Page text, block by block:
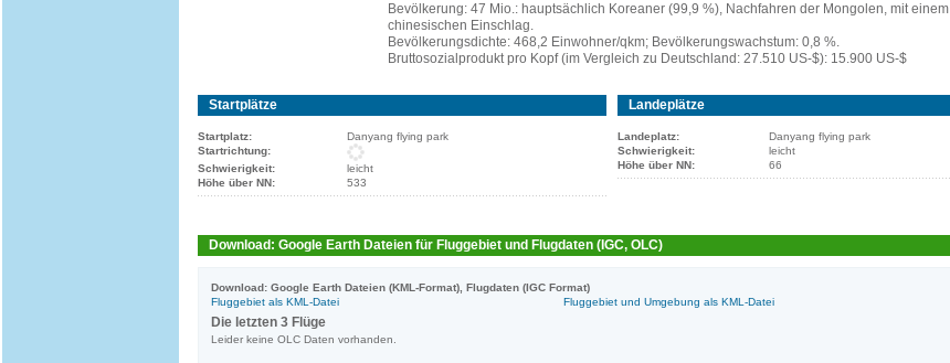
Bevölkerung: 47 Mio.: hauptsächlich Koreaner (99,9 %), Nachfahren der Mongolen, mit einem
chinesischen Einschlag.
Bevölkerungsdichte: 468,2 Einwohner/qkm; Bevölkerungswachstum: 0,8 %.
Bruttosozialprodukt pro Kopf (im Vergleich zu Deutschland: 27.510 US-$): 15.900 US-$
Startplätze
Startplatz:
Danyang flying park
Startrichtung:
Schwierigkeit:
leicht
Höhe über NN:
533
Landeplätze
Landeplatz:
Danyang flying park
Schwierigkeit:
leicht
Höhe über NN:
66
Download: Google Earth Dateien für Fluggebiet und Flugdaten (IGC, OLC)
Download: Google Earth Dateien (KML-Format), Flugdaten (IGC Format)
Fluggebiet als KML-Datei
Fluggebiet und Umgebung als KML-Datei
Die letzten 3 Flüge
Leider keine OLC Daten vorhanden.